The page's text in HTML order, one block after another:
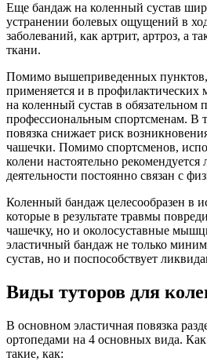
Еще бандаж на коленный сустав
устранении болевых ощущений в
заболеваний, как артрит, артроз, а
ткани.
Помимо вышеприведенных
применяется и в профилактических
на коленный сустав в обязательном
профессиональным спортсменам. В
повязка снижает риск
чашечки. Помимо спортсменов,
колени настоятельно
деятельности постоянно связан с
Коленный бандаж целесообразен в
которые в результате травмы
чашечку, но и околосуставные
эластичный бандаж не только
сустав, но и поспособствует
Виды туторов для
В основном эластичная повязка
ортопедами на 4 основных вида.
такие, как: